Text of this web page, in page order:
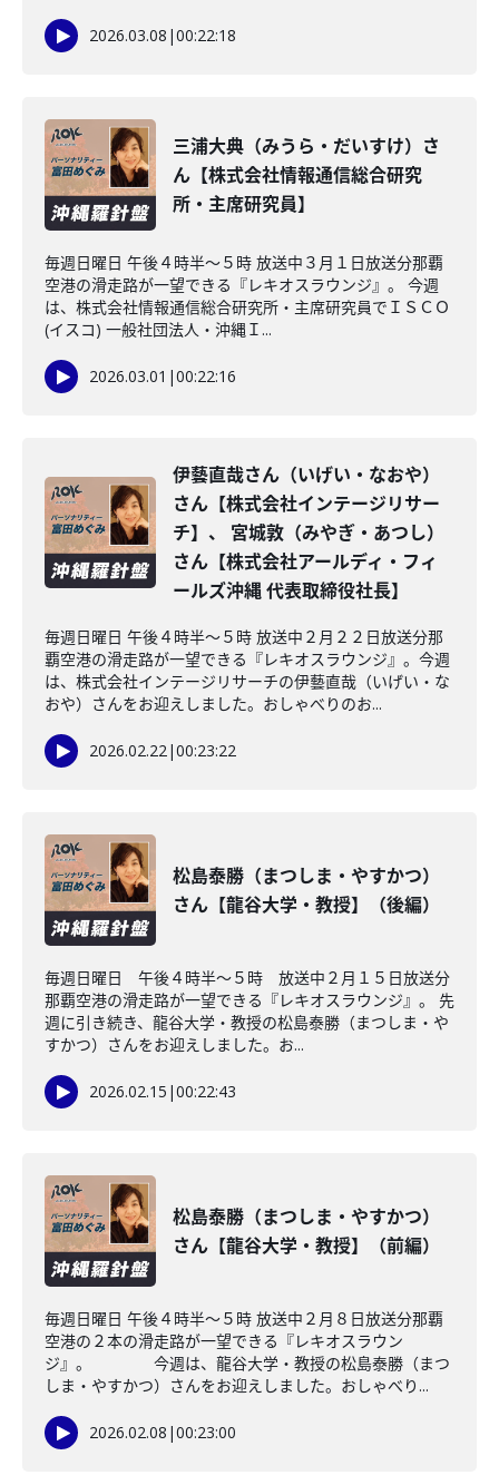
2026.03.08 |00:22:18
三浦大典（みうら・だいすけ）さ
ん【株式会社情報通信総合研究
所・主席研究員】
毎週日曜日 午後４時半～５時 放送中３月１日放送分那覇
空港の滑走路が一望できる『レキオスラウンジ』。 今週
は、株式会社情報通信総合研究所・主席研究員でＩＳＣＯ
(イスコ) 一般社団法人・沖縄Ｉ...
2026.03.01 |00:22:16
伊藝直哉さん（いげい・なおや）
さん【株式会社インテージリサー
チ】、 宮城敦（みやぎ・あつし）
さん【株式会社アールディ・フィ
ールズ沖縄 代表取締役社長】
毎週日曜日 午後４時半～５時 放送中２月２２日放送分那
覇空港の滑走路が一望できる『レキオスラウンジ』。今週
は、株式会社インテージリサーチの伊藝直哉（いげい・な
おや）さんをお迎えしました。おしゃべりのお...
2026.02.22|00:23:22
松島泰勝（まつしま・やすかつ）
さん【龍谷大学・教授】（後編）
毎週日曜日 午後４時半～５時 放送中２月１５日放送分
那覇空港の滑走路が一望できる『レキオスラウンジ』。 先
週に引き続き、龍谷大学・教授の松島泰勝（まつしま・や
すかつ）さんをお迎えしました。お...
2026.02.15 |00:22:43
松島泰勝（まつしま・やすかつ）
さん【龍谷大学・教授】（前編）
毎週日曜日 午後４時半～５時 放送中２月８日放送分那覇
空港の２本の滑走路が一望できる『レキオスラウン
ジ』。 今週は、龍谷大学・教授の松島泰勝（まつ
しま・やすかつ）さんをお迎えしました。おしゃべり...
2026.02.08 |00:23:00